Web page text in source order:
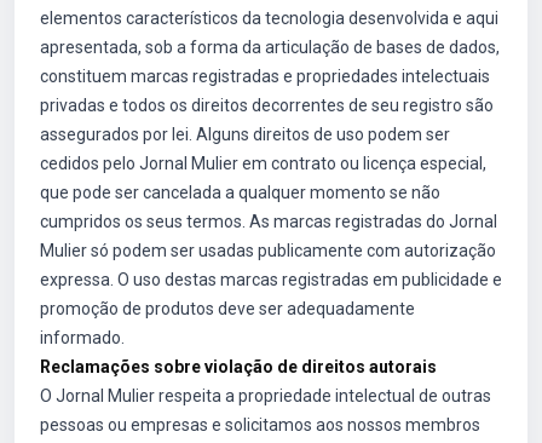
elementos característicos da tecnologia desenvolvida e aqui
apresentada, sob a forma da articulação de bases de dados,
constituem marcas registradas e propriedades intelectuais
privadas e todos os direitos decorrentes de seu registro são
assegurados por lei. Alguns direitos de uso podem ser
cedidos pelo Jornal Mulier em contrato ou licença especial,
que pode ser cancelada a qualquer momento se não
cumpridos os seus termos. As marcas registradas do Jornal
Mulier só podem ser usadas publicamente com autorização
expressa. O uso destas marcas registradas em publicidade e
promoção de produtos deve ser adequadamente
informado.
Reclamações sobre violação de direitos autorais
O Jornal Mulier respeita a propriedade intelectual de outras
pessoas ou empresas e solicitamos aos nossos membros